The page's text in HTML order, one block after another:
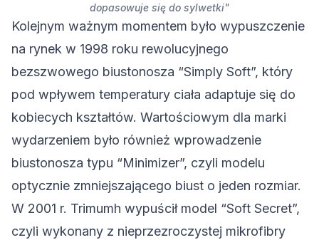
dopasowuje się do sylwetki"
Kolejnym ważnym momentem było wypuszczenie
na rynek w 1998 roku rewolucyjnego
bezszwowego biustonosza “Simply Soft”, który
pod wpływem temperatury ciała adaptuje się do
kobiecych kształtów. Wartościowym dla marki
wydarzeniem było również wprowadzenie
biustonosza typu “Minimizer”, czyli modelu
optycznie zmniejszającego biust o jeden rozmiar.
W 2001 r. Trimumh wypuścił model “Soft Secret”,
czyli wykonany z nieprzezroczystej mikrofibry